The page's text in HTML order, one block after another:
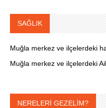
SAĞLIK
Muğla merkez ve ilçelerdeki
Muğla merkez ve ilçelerdeki
NERELERİ GEZELİM?